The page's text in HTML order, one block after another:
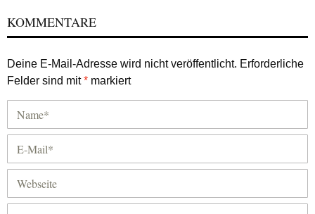
KOMMENTARE
Deine E-Mail-Adresse wird nicht veröffentlicht. Erforderliche
Felder sind mit* markiert